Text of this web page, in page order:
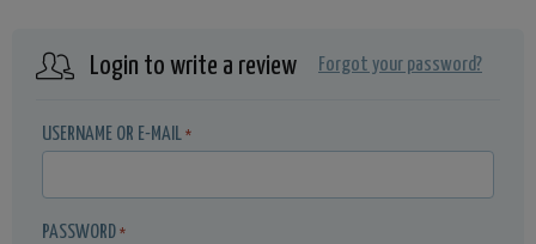
Login to write a review Forgot your password?
USERNAME OR E-MAIL *
PASSWORD *